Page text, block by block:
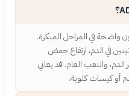
واضحة في المراحل المبكرة.
في الدم، ارتفاع حمض
والتعب العام. قد يعاني
أو كيسات كلوية.